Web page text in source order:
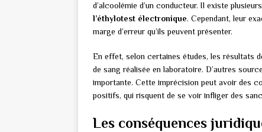
d’alcoolémie d’un conducteur. Il existe
l’éthylotest électronique. Cependant, leur
marge d’erreur qu’ils peuvent présenter.
En effet, selon certaines études, les résultats
de sang réalisée en laboratoire. D’autres
importante. Cette imprécision peut avoir des
positifs, qui risquent de se voir infliger des
Les conséquences